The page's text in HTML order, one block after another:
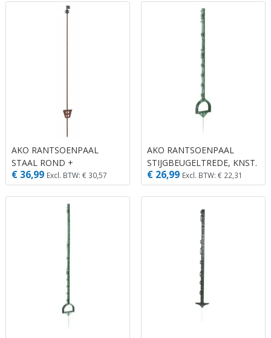
AKO RANTSOENPAAL
STAAL ROND +
KOORDISOLATOR 107CM
(10 STUKS)
€ 36,99 Excl. BTW: € 30,57
AKO RANTSOENPAAL
STIJGBEUGELTREDE, KNST.
GROEN 114CM (5 ST)
€ 26,99 Excl. BTW: € 22,31